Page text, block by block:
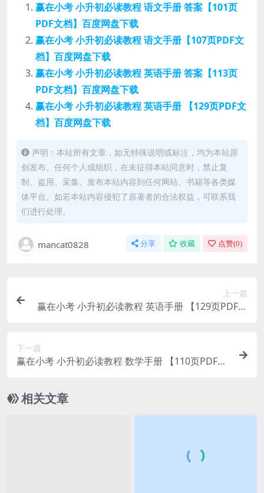
赢在小考 小升初必读教程 语文手册 答案【101页
PDF文档】百度网盘下载
赢在小考 小升初必读教程 语文手册【107页PDF文
档】百度网盘下载
赢在小考 小升初必读教程 英语手册 答案【113页
PDF文档】百度网盘下载
赢在小考 小升初必读教程 英语手册 【129页PDF文
档】百度网盘下载
声明：本站所有文章，如无特殊说明或标注，均为本站原
创发布。任何个人或组织，在未征得本站同意时，禁止复
制、盗用、采集、发布本站内容到任何网站、书籍等各类媒
体平台。如若本站内容侵犯了原著者的合法权益，可联系我
们进行处理。
mancat0828 分享 收藏 点赞(0)
上一篇
赢在小考 小升初必读教程 英语手册 【129页PDF文
下一篇
赢在小考 小升初必读教程 数学手册 【110页PDF文
相关文章